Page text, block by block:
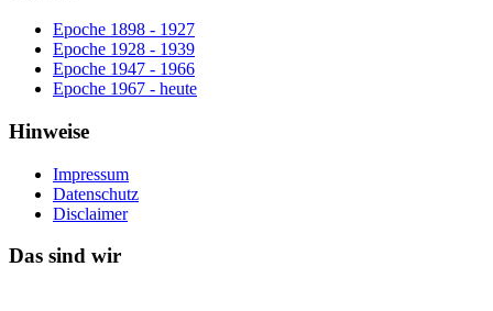
Epoche 1898 - 1927
Epoche 1928 - 1939
Epoche 1947 - 1966
Epoche 1967 - heute
Hinweise
Impressum
Datenschutz
Disclaimer
Das sind wir